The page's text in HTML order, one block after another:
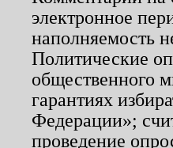
электронное
наполняемость
Политические
общественного
гарантиях
Федерации»;
проведение